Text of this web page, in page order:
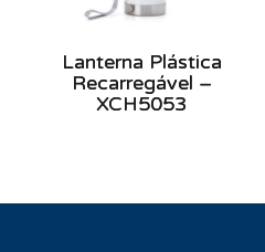
Lanterna Plástica
Recarregável –
XCH5053